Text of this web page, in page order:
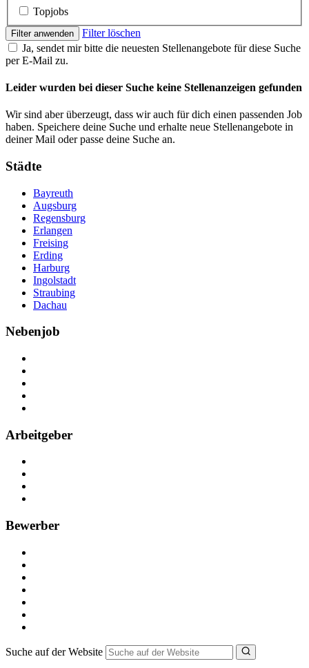
Topjobs
Filter anwenden
Filter löschen
Ja, sendet mir bitte die neuesten Stellenangebote für diese Suche
per E-Mail zu.
Leider wurden bei dieser Suche keine Stellenanzeigen gefunden
Wir sind aber überzeugt, dass wir auch für dich einen passenden Job
haben. Speichere deine Suche und erhalte neue Stellenangebote in
deiner Mail oder passe deine Suche an.
Städte
Bayreuth
Augsburg
Regensburg
Erlangen
Freising
Erding
Harburg
Ingolstadt
Straubing
Dachau
Nebenjob
Arbeitgeber
Bewerber
Suche auf der Website